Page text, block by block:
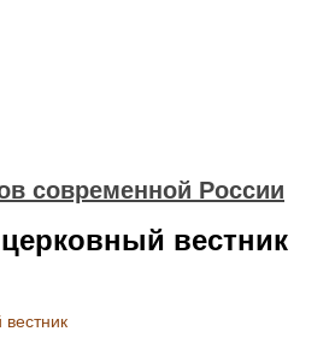
современной России
вестник